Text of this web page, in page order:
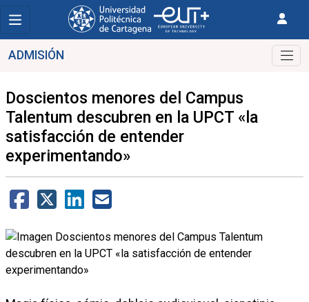
ADMISIÓN
Doscientos menores del Campus
Talentum descubren en la UPCT «la
satisfacción de entender
experimentando»